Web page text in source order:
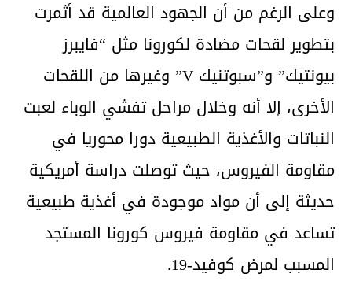
وعلى الرغم من أن الجهود العالمية قد أثمرت
بتطوير لقحات مضادة لكورونا مثل “فايبرز
بيونتيك” و”سبوتنيك V” وغيرها من اللقحات
الأخرى، إلا أنه وخلال مراحل تفشي الوباء لعبت
النباتات والأغذية الطبيعية دورا محوريا في
مقاومة الفيروس، حيث توصلت دراسة أمريكية
حديثة إلى أن مواد موجودة في أغذية طبيعية
تساعد في مقاومة فيروس كورونا المستجد
المسبب لمرض كوفيد-19.